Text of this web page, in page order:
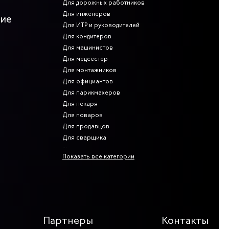
которые могли бы зацепиться за что-то и
загрязнений, механических воздействий, влаги.
Отдельно стоит отметить сигнальные плащи,
соответствует полностью. Согласно ГОСТу
горизонтально охватывающих торс и руки на том же
и курткой, но также удобны модели с полукомбинезонами.
Для дорожных работников
Для инженеров
Для ИТР и руководителей
Для кондитеров
Для машинистов
Для медсестер
Для монтажников
Для официантов
Для парикмахеров
Для пекаря
Для поваров
Для продавцов
Для сварщика
Показать все категории
Партнеры Контакты